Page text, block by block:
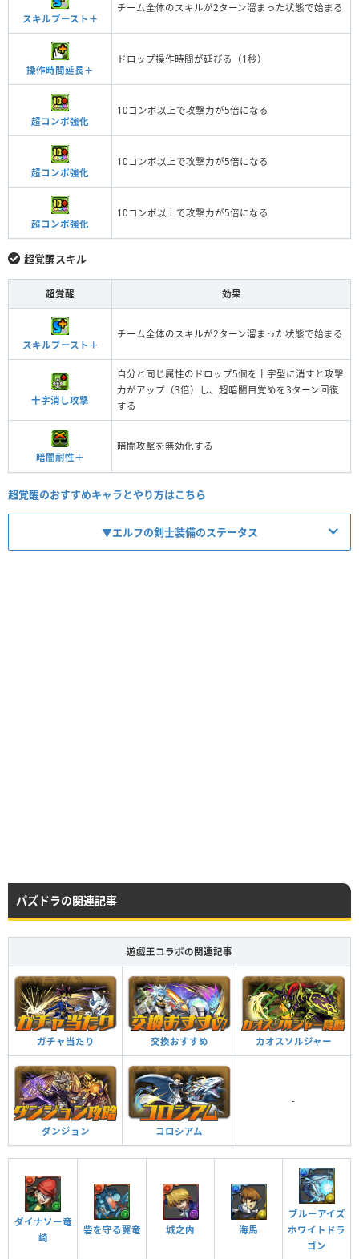
スキルブースト＋
チーム全体のスキルが2ターン溜まった状態で始まる
操作時間延長＋
ドロップ操作時間が延びる（1秒）
超コンボ強化
10コンボ以上で攻撃力が5倍になる
超コンボ強化
10コンボ以上で攻撃力が5倍になる
超コンボ強化
10コンボ以上で攻撃力が5倍になる
超覚醒スキル
超覚醒 効果
スキルブースト＋
チーム全体のスキルが2ターン溜まった状態で始まる
十字消し攻撃
自分と同じ属性のドロップ5個を十字型に消すと攻撃
力がアップ（3倍）し、超暗闇目覚めを3ターン回復
する
暗闇耐性＋
暗闇攻撃を無効化する
超覚醒のおすすめキャラとやり方はこちら
▼エルフの剣士装備のステータス
Lv99
Lv99 4249 3641 297
つけられる潜在キラー
精・剣・斬 ターン数：9→4
1ターンの間、ダメージ無効を貫通。ドロップのロックを解除し、右から縦2
パズドラの関連記事
遊戯王コラボの関連記事
ガチャ当たり 交換おすすめ カオスソルジャー
ダンジョン コロシアム
-
ダイナソー竜
崎
砦を守る翼竜 城之内 海馬
ブルーアイズ
ホワイトドラ
ゴン